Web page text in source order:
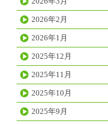
2026年2月
2026年1月
2025年12月
2025年11月
2025年10月
2025年9月